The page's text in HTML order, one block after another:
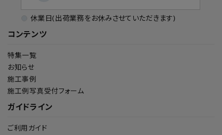
コンテンツ
特集一覧
お知らせ
施工事例
施工例写真受付フォーム
ガイドライン
ご利用ガイド
休業日(出荷業務をお休みさせていただきます)